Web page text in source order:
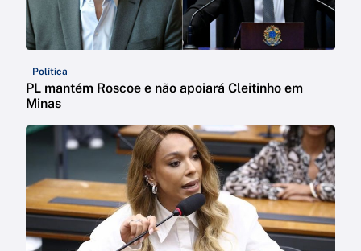
Política
PL mantém Roscoe e não apoiará Cleitinho em
Minas